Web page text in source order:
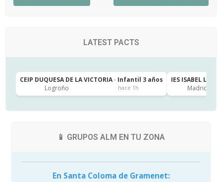
LATEST PACTS
CEIP DUQUESA DE LA VICTORIA · Infantil 3 años
Logroño
hace 1h
IES ISABEL LA
Madrid
📱 GRUPOS ALM EN TU ZONA
En Santa Coloma de Gramenet: